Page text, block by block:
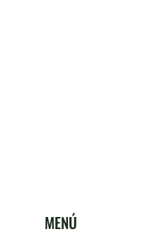
MENÚ